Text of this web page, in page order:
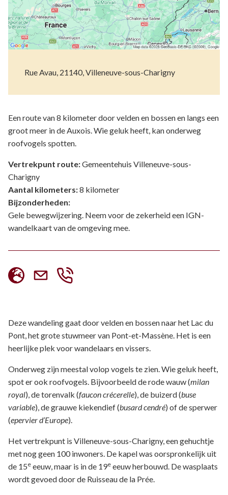
Rue Avau, 21140, Villeneuve-sous-Charigny
Een route van 8 kilometer door velden en bossen en langs een
groot meer in de Auxois. Wie geluk heeft, kan onderweg
roofvogels spotten.
Vertrekpunt route:Gemeentehuis Villeneuve-sous-
Charigny
Aantal kilometers:8 kilometer
Bijzonderheden:
Gele bewegwijzering. Neem voor de zekerheid een IGN-
wandelkaart van de omgeving mee.
Deze wandeling gaat door velden en bossen naar het Lac du
Pont, het grote stuwmeer van Pont-et-Massène. Het is een
heerlijke plek voor wandelaars en vissers.
Onderweg zijn meestal volop vogels te zien. Wie geluk heeft,
spot er ook roofvogels. Bijvoorbeeld de rode wauw (milan
royal), de torenvalk (faucon crécerelle), de buizerd (buse
variable), de grauwe kiekendief (busard cendré) of de sperwer
(epervier d’Europe).
Het vertrekpunt is Villeneuve-sous-Charigny, een gehuchtje
met nog geen 100 inwoners. De kapel was oorspronkelijk uit
de 15e eeuw, maar is in de 19e eeuw herbouwd. De wasplaats
wordt gevoed door de Ruisseau de la Prée.